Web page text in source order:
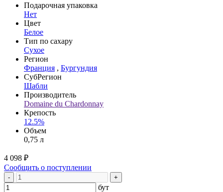
Подарочная упаковка
Нет
Цвет
Белое
Тип по сахару
Сухое
Регион
Франция , Бургундия
СубРегион
Шабли
Производитель
Domaine du Chardonnay
Крепость
12.5%
Объем
0,75 л
4 098 ₽
Сообщить о поступлении
- +
бут